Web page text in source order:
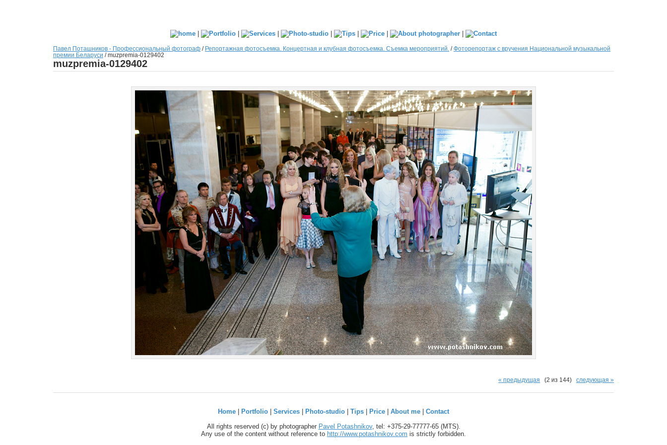
| | | | | | |
Павел Поташников - Профессиональный фотограф / Репортажная фотосъемка. Концертная и клубная фотосъемка. Съемка мероприятий. /Фоторепортаж с вручения Национальной музыкальной
премии Беларуси /muzpremia-0129402
muzpremia-0129402
« предыдущая (2 из 144) следующая »
Home | Portfolio | Services | Photo-studio | Tips | Price | About me | Contact
All rights reserved (c) by photographer Pavel Potashnikov, tel: +375-29-77777-65 (MTS).
Any use of the content without reference to http://www.potashnikov.com is strictly forbidden.